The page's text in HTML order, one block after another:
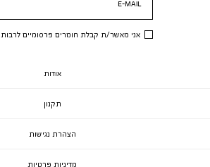
E-MAIL
אני מאשר/ת קבלת חומרים פרסומיים לרבות
אודות
תקנון
הצהרת נגישות
מדיניות פרטיות